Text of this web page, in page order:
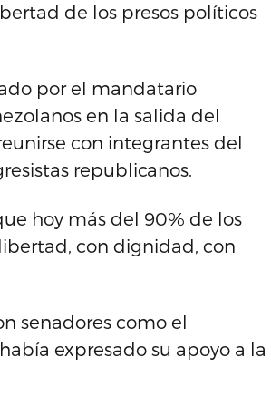
de los presos políticos
por el mandatario
en la salida del
con integrantes del
republicanos.
hoy más del 90% de los
con dignidad, con
senadores como el
expresado su apoyo a la